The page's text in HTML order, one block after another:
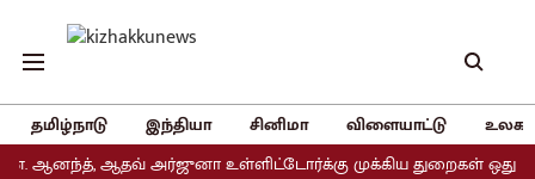
தமிழ்நாடு இந்தியா சினிமா விளையாட்டு
ஆதவ் அர்ஜுனா உள்ளிட்டோர்க்கு முக்கிய துறைகள் ஒதுக்கீடு